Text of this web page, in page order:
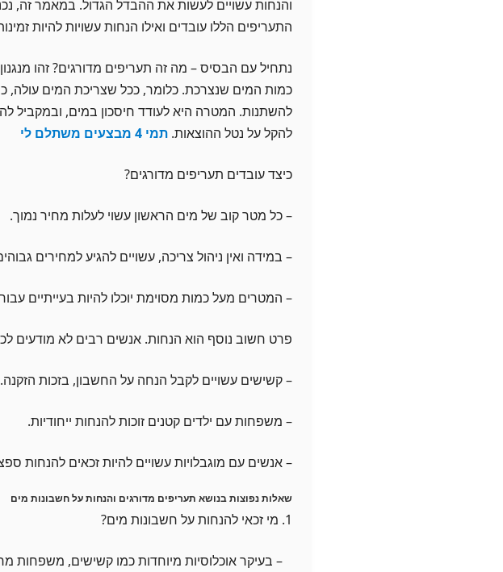
והנחות עשויים לעשות את ההבדל הגדול. במאמר זה,
התעריפים הללו עובדים ואילו הנחות עשויות להיות
נתחיל עם הבסיס – מה זה תעריפים מדורגים? זהו
כמות המים שנצרכת. כלומר, ככל שצריכת המים עולה,
להשתנות. המטרה היא לעודד חיסכון במים, ובמקביל
להקל על נטל ההוצאות. תמי 4 מבצעים משתלם לי
כיצד עובדים תעריפים מדורגים?
– כל מטר קוב של מים הראשון עשוי לעלות מחיר נמוך.
– במידה ואין ניהול צריכה, עשויים להגיע למחירים
– המטרים מעל כמות מסוימת יוכלו להיות בעייתיים
פרט חשוב נוסף הוא הנחות. אנשים רבים לא מודעים
– קשישים עשויים לקבל הנחה על החשבון, בזכות הזקנה.
– משפחות עם ילדים קטנים זוכות להנחות ייחודיות.
– אנשים עם מוגבלויות עשויים להיות זכאים להנחות
שאלות נפוצות בנושא תעריפים מדורגים והנחות על חשבונות מים
1. מי זכאי להנחות על חשבונות מים?
– בעיקר אוכלוסיות מיוחדות כמו קשישים, משפחות